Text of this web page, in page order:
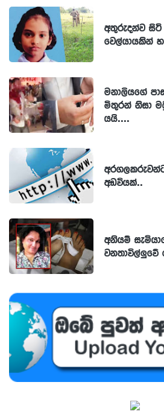
අතුරුදන්ව සිටි
වෙල්යායකින්
මනාලියගේ
මිතුරන් නිසා
යයි....
අඩවියක්..
අනියම්
වනතාවිල්ලුවේ